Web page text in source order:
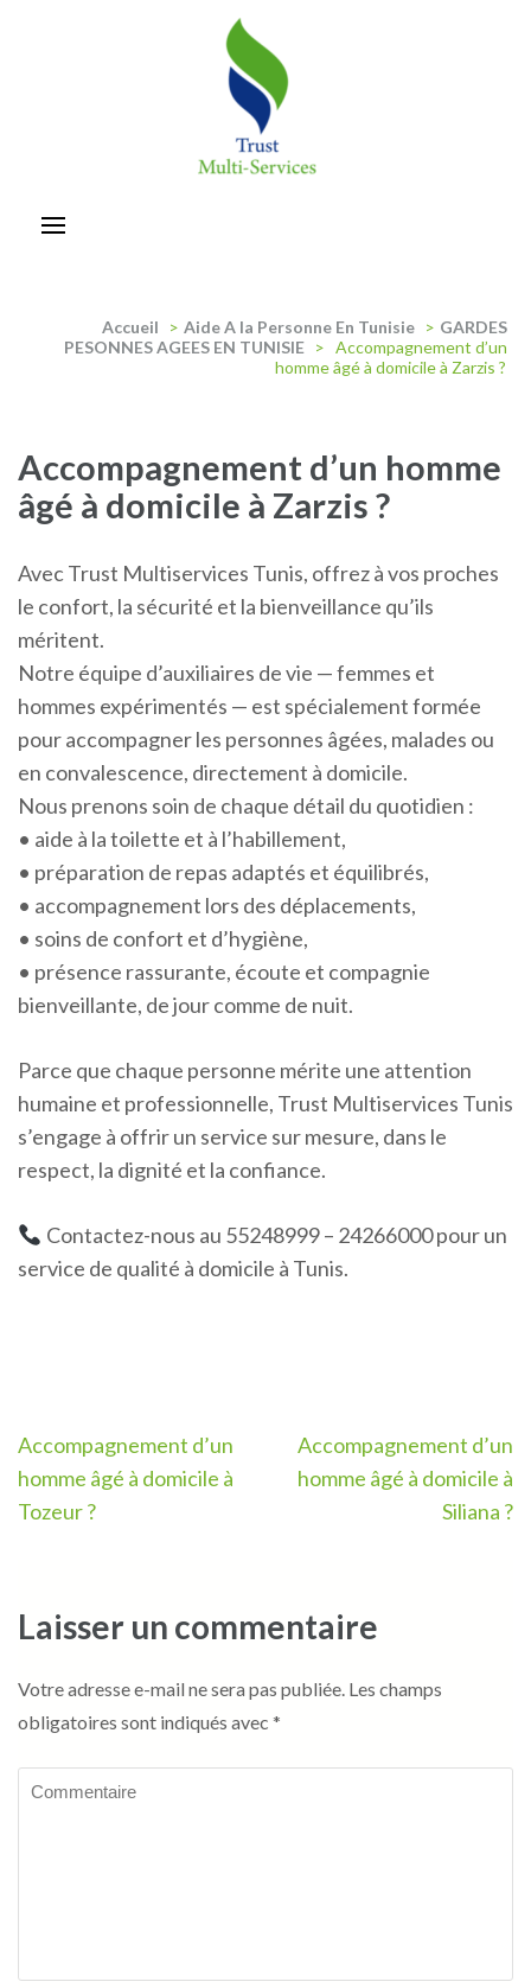
Accueil > Aide A la Personne En Tunisie > GARDES
PESONNES AGEES EN TUNISIE > Accompagnement d’un
homme âgé à domicile à Zarzis ?
Accompagnement d’un homme
âgé à domicile à Zarzis ?
Avec Trust Multiservices Tunis, offrez à vos proches
le confort, la sécurité et la bienveillance qu’ils
méritent.
Notre équipe d’auxiliaires de vie — femmes et
hommes expérimentés — est spécialement formée
pour accompagner les personnes âgées, malades ou
en convalescence, directement à domicile.
Nous prenons soin de chaque détail du quotidien :
• aide à la toilette et à l’habillement,
• préparation de repas adaptés et équilibrés,
• accompagnement lors des déplacements,
• soins de confort et d’hygiène,
• présence rassurante, écoute et compagnie
bienveillante, de jour comme de nuit.
Parce que chaque personne mérite une attention
humaine et professionnelle, Trust Multiservices Tunis
s’engage à offrir un service sur mesure, dans le
respect, la dignité et la confiance.
Contactez-nous au 55248999 – 24266000 pour un
service de qualité à domicile à Tunis.
Navigation
de
l’article
Accompagnement d’un
homme âgé à domicile à
Tozeur ?
Accompagnement d’un
homme âgé à domicile à
Siliana ?
Laisser un commentaire
Votre adresse e-mail ne sera pas publiée. Les champs
obligatoires sont indiqués avec *
Commentaire